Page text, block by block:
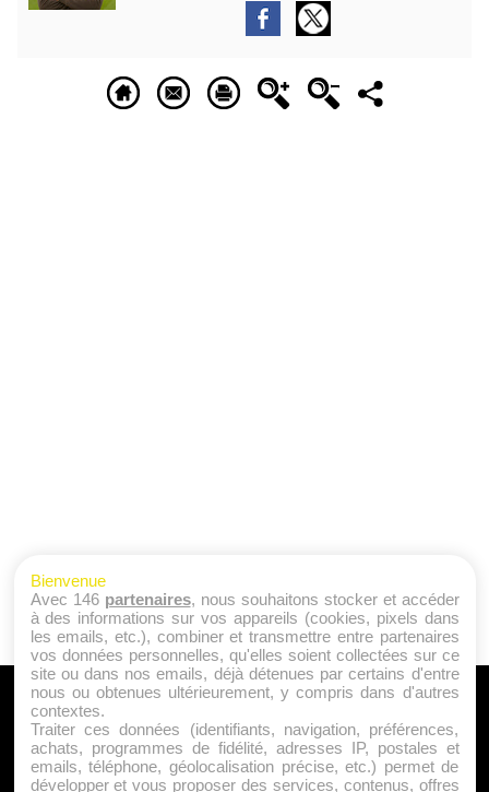
A PROPOS
Qui sommes nous ?
Mentions Légales
Bienvenue
Avec 146 partenaires, nous souhaitons stocker et accéder
à des informations sur vos appareils (cookies, pixels dans
les emails, etc.), combiner et transmettre entre partenaires
vos données personnelles, qu'elles soient collectées sur ce
site ou dans nos emails, déjà détenues par certains d'entre
nous ou obtenues ultérieurement, y compris dans d'autres
contextes.
Traiter ces données (identifiants, navigation, préférences,
achats, programmes de fidélité, adresses IP, postales et
emails, téléphone, géolocalisation précise, etc.) permet de
développer et vous proposer des services, contenus, offres